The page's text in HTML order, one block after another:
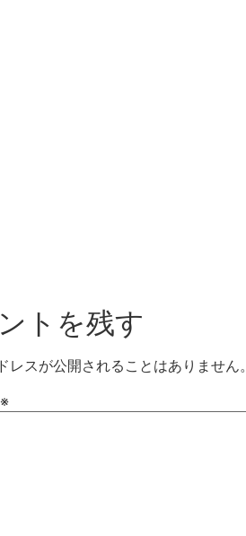
トを残す
レスが公開されることはありません。
※